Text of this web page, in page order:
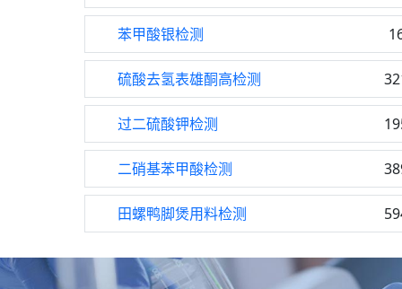
苯甲酸银检测
硫酸去氢表雄酮高检测
过二硫酸钾检测
二硝基苯甲酸检测
田螺鸭脚煲用料检测